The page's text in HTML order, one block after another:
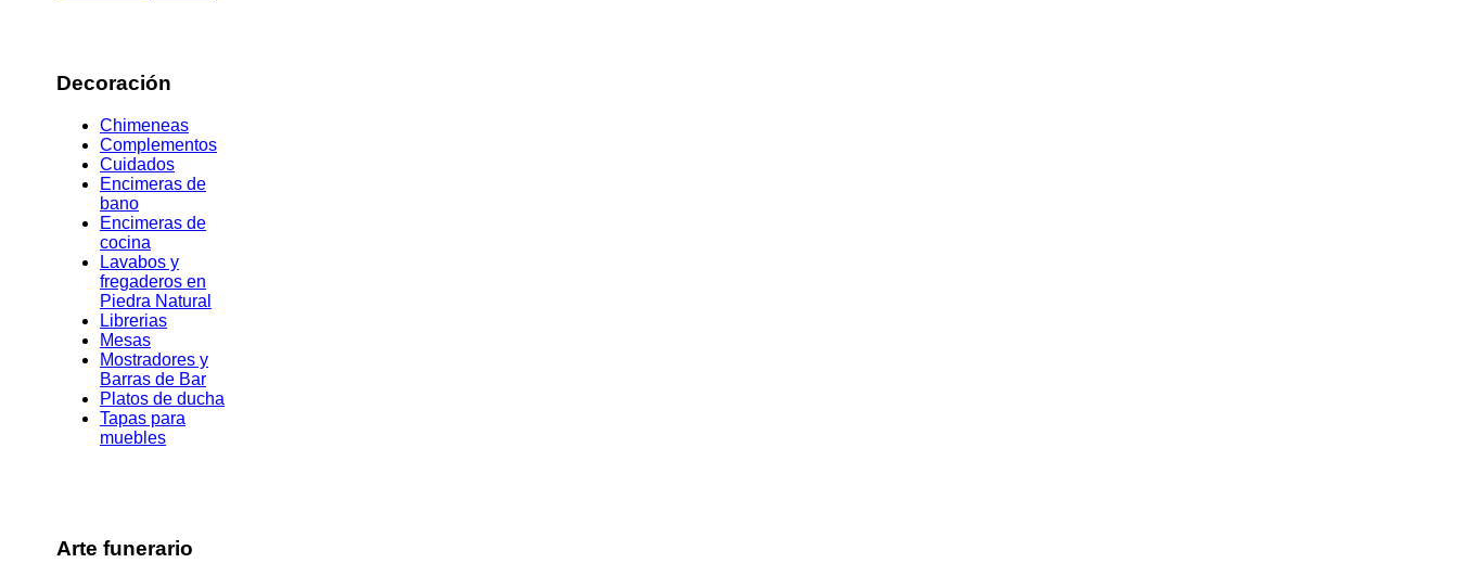
Decoración
Chimeneas
Complementos
Cuidados
Encimeras de
bano
Encimeras de
cocina
Lavabos y
fregaderos en
Piedra Natural
Librerias
Mesas
Mostradores y
Barras de Bar
Platos de ducha
Tapas para
muebles
Arte funerario